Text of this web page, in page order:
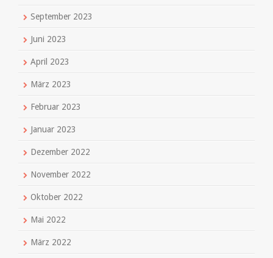
September 2023
Juni 2023
April 2023
März 2023
Februar 2023
Januar 2023
Dezember 2022
November 2022
Oktober 2022
Mai 2022
März 2022